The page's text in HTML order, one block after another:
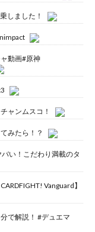
しました！
動画#原神
ャンムスコ！
みたら！？
い！こだわり満載のタ
Vanguard】
で解説！ #デュエマ